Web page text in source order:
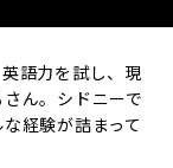
語力を試し、現
ん。シドニーで
経験が詰まって